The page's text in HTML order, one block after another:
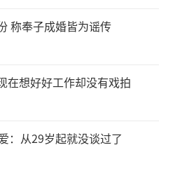
称奉子成婚皆为谣传
在想好好工作却没有戏拍
：从29岁起就没谈过了